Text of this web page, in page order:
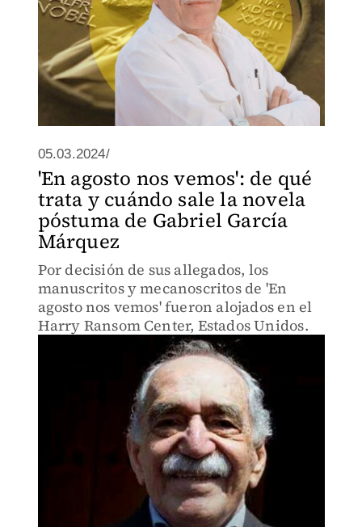
05.03.2024/
'En agosto nos vemos': de qué
trata y cuándo sale la novela
póstuma de Gabriel García
Márquez
Por decisión de sus allegados, los
manuscritos y mecanoscritos de 'En
agosto nos vemos' fueron alojados en el
Harry Ransom Center, Estados Unidos.